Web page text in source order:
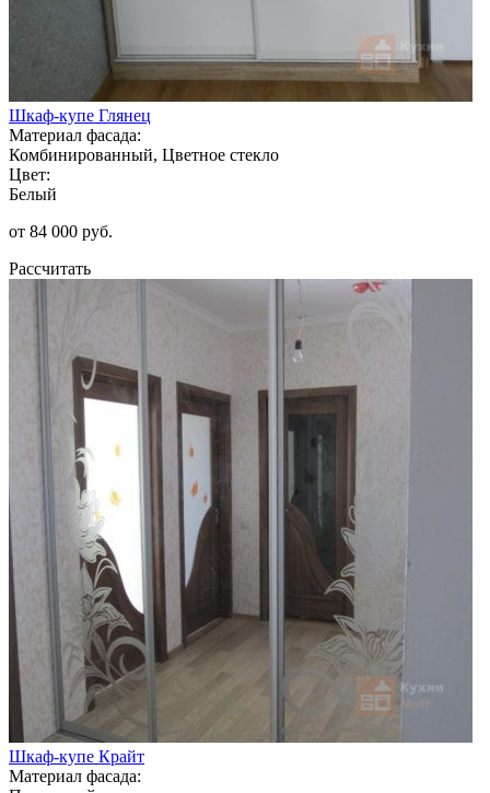
Шкаф-купе Глянец
Материал фасада:
Комбинированный, Цветное стекло
Цвет:
Белый
от 84 000 руб.
Рассчитать
Шкаф-купе Крайт
Материал фасада: